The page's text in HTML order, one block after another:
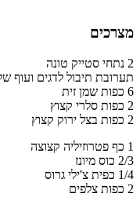
מצרכים
2 נתחי סטייק טונה
תערובת תיבול לדגים ועוף
6 כפות שמן זית
2 כפות סלרי קצוץ
2 כפות בצל ירוק קצוץ
1 כף פטרוזיליה קצוצה
2/3 כוס מיונז
1/4 כפית צ'ילי גרוס
2 כפות צלפים